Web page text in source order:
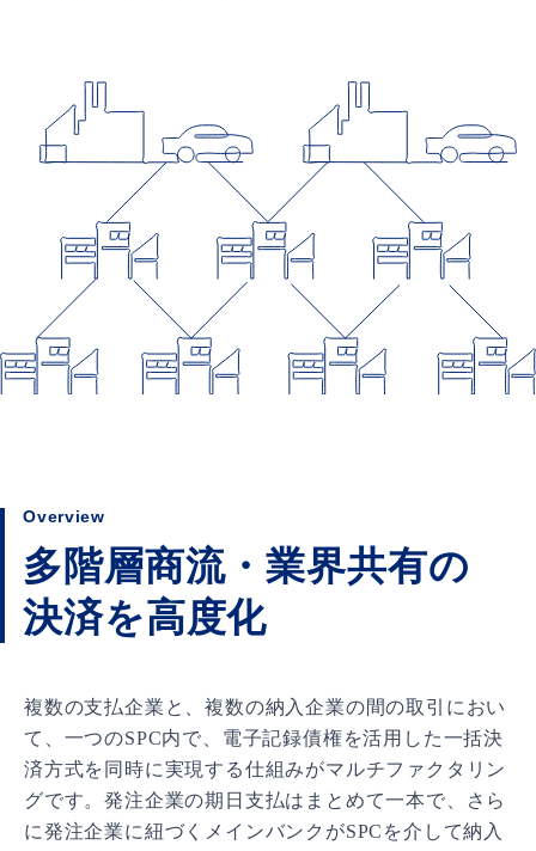
Overview
多階層商流・業界共有の
決済を高度化
複数の支払企業と、複数の納入企業の間の取引におい
て、一つのSPC内で、電子記録債権を活用した一括決
済方式を同時に実現する仕組みがマルチファクタリン
グです。発注企業の期日支払はまとめて一本で、さら
に発注企業に紐づくメインバンクがSPCを介して納入